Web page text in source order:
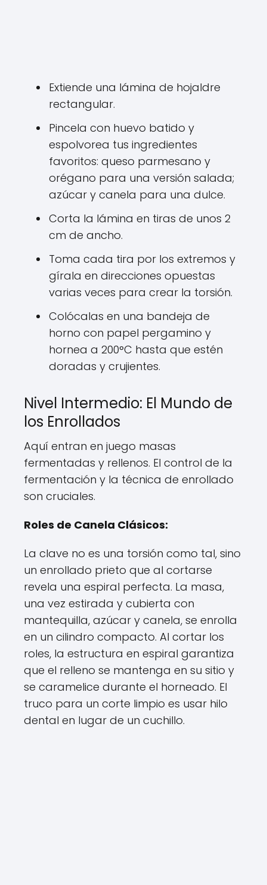
Extiende una lámina de hojaldre
rectangular.
Pincela con huevo batido y
espolvorea tus ingredientes
favoritos: queso parmesano y
orégano para una versión salada;
azúcar y canela para una dulce.
Corta la lámina en tiras de unos 2
cm de ancho.
Toma cada tira por los extremos y
gírala en direcciones opuestas
varias veces para crear la torsión.
Colócalas en una bandeja de
horno con papel pergamino y
hornea a 200°C hasta que estén
doradas y crujientes.
Nivel Intermedio: El Mundo de
los Enrollados
Aquí entran en juego masas
fermentadas y rellenos. El control de la
fermentación y la técnica de enrollado
son cruciales.
Roles de Canela Clásicos:
La clave no es una torsión como tal, sino
un enrollado prieto que al cortarse
revela una espiral perfecta. La masa,
una vez estirada y cubierta con
mantequilla, azúcar y canela, se enrolla
en un cilindro compacto. Al cortar los
roles, la estructura en espiral garantiza
que el relleno se mantenga en su sitio y
se caramelice durante el horneado. El
truco para un corte limpio es usar hilo
dental en lugar de un cuchillo.